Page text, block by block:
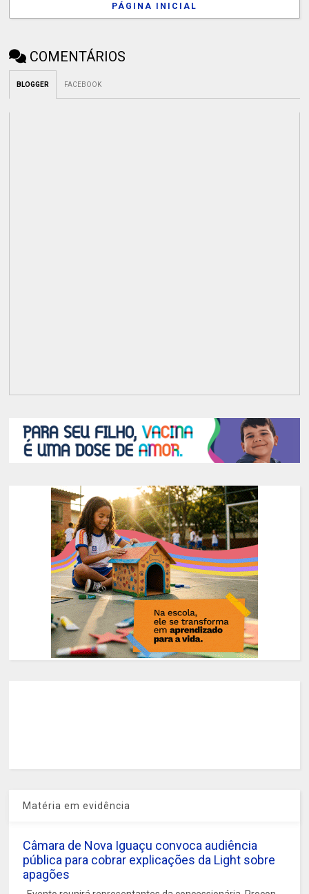
PÁGINA INICIAL
COMENTÁRIOS
BLOGGER FACEBOOK
Matéria em evidência
Câmara de Nova Iguaçu convoca audiência
pública para cobrar explicações da Light sobre
apagões